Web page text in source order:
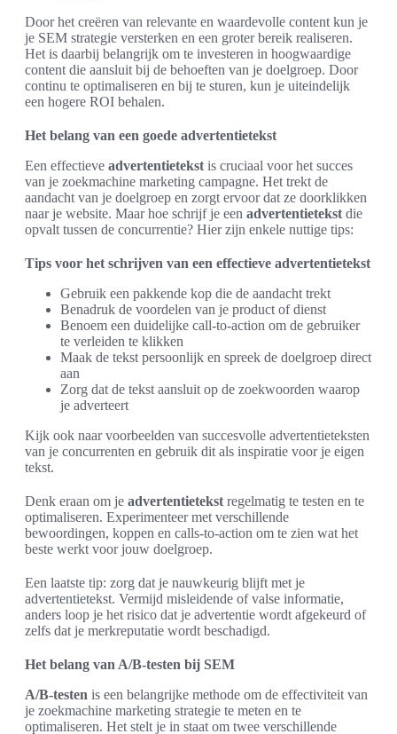
Door het creëren van relevante en waardevolle content kun je
je SEM strategie versterken en een groter bereik realiseren.
Het is daarbij belangrijk om te investeren in hoogwaardige
content die aansluit bij de behoeften van je doelgroep. Door
continu te optimaliseren en bij te sturen, kun je uiteindelijk
een hogere ROI behalen.
Het belang van een goede advertentietekst
Een effectieve advertentietekst is cruciaal voor het succes
van je zoekmachine marketing campagne. Het trekt de
aandacht van je doelgroep en zorgt ervoor dat ze doorklikken
naar je website. Maar hoe schrijf je een advertentietekst die
opvalt tussen de concurrentie? Hier zijn enkele nuttige tips:
Tips voor het schrijven van een effectieve advertentietekst
Gebruik een pakkende kop die de aandacht trekt
Benadruk de voordelen van je product of dienst
Benoem een duidelijke call-to-action om de gebruiker
te verleiden te klikken
Maak de tekst persoonlijk en spreek de doelgroep direct
aan
Zorg dat de tekst aansluit op de zoekwoorden waarop
je adverteert
Kijk ook naar voorbeelden van succesvolle advertentieteksten
van je concurrenten en gebruik dit als inspiratie voor je eigen
tekst.
Denk eraan om je advertentietekst regelmatig te testen en te
optimaliseren. Experimenteer met verschillende
bewoordingen, koppen en calls-to-action om te zien wat het
beste werkt voor jouw doelgroep.
Een laatste tip: zorg dat je nauwkeurig blijft met je
advertentietekst. Vermijd misleidende of valse informatie,
anders loop je het risico dat je advertentie wordt afgekeurd of
zelfs dat je merkreputatie wordt beschadigd.
Het belang van A/B-testen bij SEM
A/B-testen is een belangrijke methode om de effectiviteit van
je zoekmachine marketing strategie te meten en te
optimaliseren. Het stelt je in staat om twee verschillende